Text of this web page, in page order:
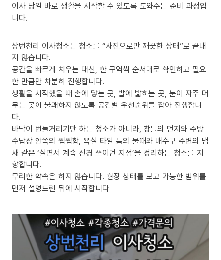
이사 당일 바로 생활을 시작할 수 있도록 도와주는 준비 과정입
니다.
상번천리 이사청소는 청소를 “사진으로만 깨끗한 상태”로 끝내
지 않습니다.
공간을 빠르게 치우는 대신, 한 구역씩 순서대로 확인하고 필요
한 만큼만 차분히 진행합니다.
생활을 시작했을 때 손에 닿는 곳, 발에 밟히는 곳, 눈이 자주 머
무는 곳이 불쾌하지 않도록 공간별 우선순위를 잡아 진행합니
다.
바닥이 번들거리기만 하는 청소가 아니라, 창틀의 먼지와 주방
수납장 안쪽의 찝찝함, 욕실 타일 틈의 물때와 배수구 주변의 냄
새 같은 ‘살면서 계속 신경 쓰이던 지점’을 정리하는 청소를 지
향합니다.
무리한 약속은 하지 않습니다. 현장 상태를 보고 가능한 범위를
먼저 설명드린 뒤에 시작합니다.